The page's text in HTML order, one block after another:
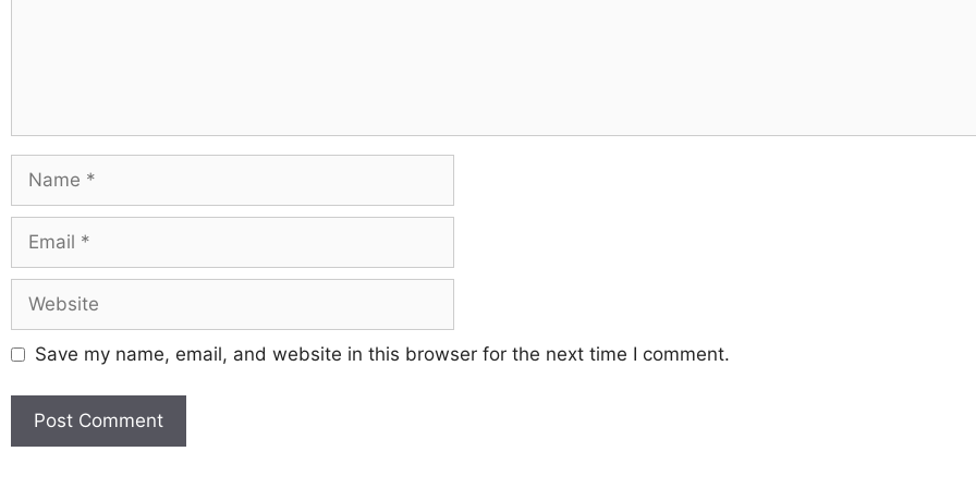
Save my name, email, and website in this browser for the next time I comment.